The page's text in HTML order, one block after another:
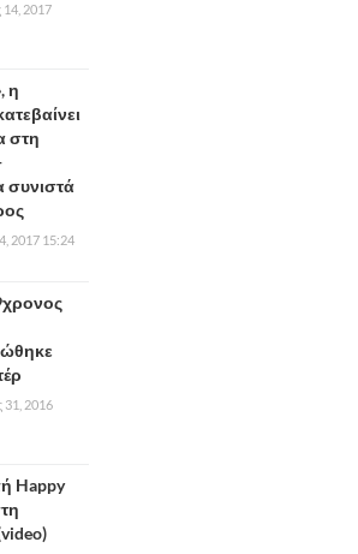
14, 2017
η
στη
συνιστά
2017 15:24
31, 2016
Happy